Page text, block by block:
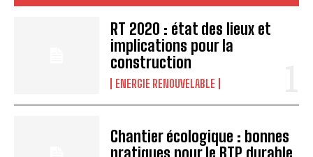
RT 2020 : état des lieux et
implications pour la
construction
ENERGIE RENOUVELABLE
Chantier écologique : bonnes
pratiques pour le BTP durable